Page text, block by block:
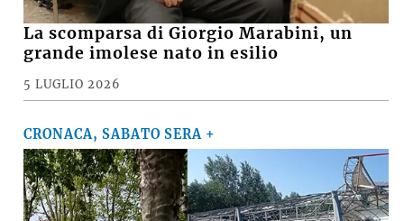
La scomparsa di Giorgio Marabini, un
grande imolese nato in esilio
5 LUGLIO 2026
CRONACA, SABATO SERA +